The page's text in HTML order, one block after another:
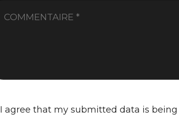
I agree that my submitted data is